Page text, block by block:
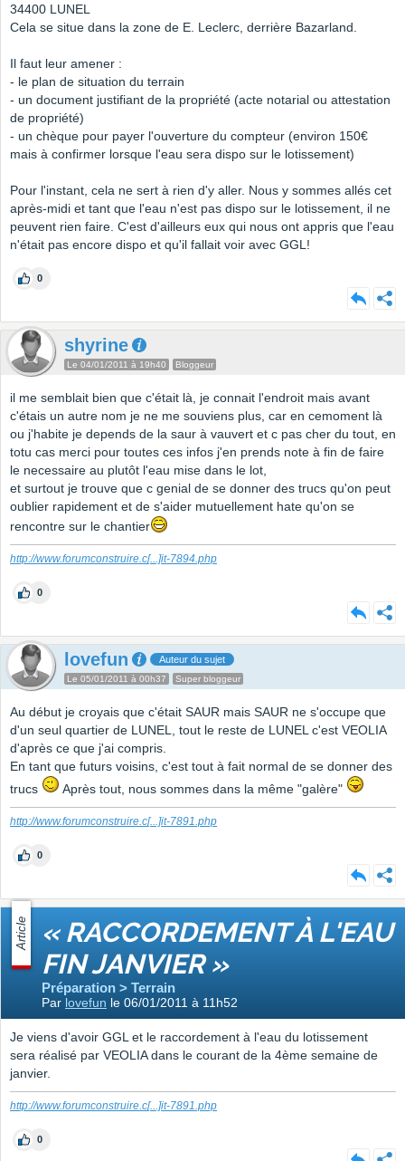
34400 LUNEL
Cela se situe dans la zone de E. Leclerc, derrière Bazarland.
Il faut leur amener :
- le plan de situation du terrain
- un document justifiant de la propriété (acte notarial ou attestation
de propriété)
- un chèque pour payer l'ouverture du compteur (environ 150€
mais à confirmer lorsque l'eau sera dispo sur le lotissement)
Pour l'instant, cela ne sert à rien d'y aller. Nous y sommes allés cet
après-midi et tant que l'eau n'est pas dispo sur le lotissement, il ne
peuvent rien faire. C'est d'ailleurs eux qui nous ont appris que l'eau
n'était pas encore dispo et qu'il fallait voir avec GGL!
0
shyrine
Le 04/01/2011 à 19h40 Bloggeur
il me semblait bien que c'était là, je connait l'endroit mais avant
c'étais un autre nom je ne me souviens plus, car en cemoment là
ou j'habite je depends de la saur à vauvert et c pas cher du tout, en
totu cas merci pour toutes ces infos j'en prends note à fin de faire
le necessaire au plutôt l'eau mise dans le lot,
et surtout je trouve que c genial de se donner des trucs qu'on peut
oublier rapidement et de s'aider mutuellement hate qu'on se
rencontre sur le chantier
http://www.forumconstruire.c[...]it-7894.php
0
lovefun Auteur du sujet
Le 05/01/2011 à 00h37 Super bloggeur
Au début je croyais que c'était SAUR mais SAUR ne s'occupe que
d'un seul quartier de LUNEL, tout le reste de LUNEL c'est VEOLIA
d'après ce que j'ai compris.
En tant que futurs voisins, c'est tout à fait normal de se donner des
trucs
Après tout, nous sommes dans la même "galère"
http://www.forumconstruire.c[...]it-7891.php
0
Article « RACCORDEMENT À L'EAU
FIN JANVIER »
Préparation > Terrain
Par lovefun le 06/01/2011 à 11h52
Je viens d'avoir GGL et le raccordement à l'eau du lotissement
sera réalisé par VEOLIA dans le courant de la 4ème semaine de
janvier.
http://www.forumconstruire.c[...]it-7891.php
0